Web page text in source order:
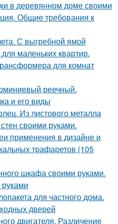
в деревянном доме своими
Общие требования к
С выгребной ямой
маленьких квартир.
для комнат
реечный.
и его виды
Из листового металла
своими руками.
применения в дизайне и
трафаретов (105
шкафа своими руками.
для частного дома.
дверей
двигателя. Различение